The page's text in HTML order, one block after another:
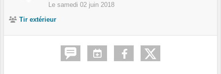
Le samedi 02 juin 2018
Tir extérieur